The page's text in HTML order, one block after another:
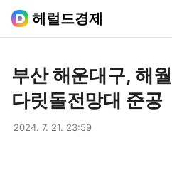
헤럴드경제
부산 해운대구, 해
다릿돌전망대 준공
2024. 7. 21. 23:59